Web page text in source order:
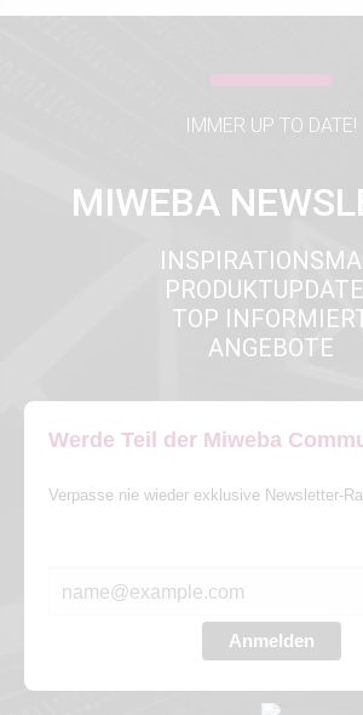
IMMER UP TO DATE!
MIWEBA
TOP
ANGEBOTE
Werde Teil der Miweba
Verpasse nie wieder exklusive Newsletter-
Anmelden